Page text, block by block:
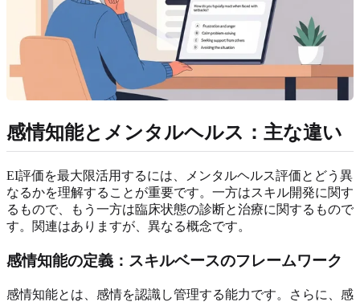
感情知能とメンタルヘルス：主な違い
EI評価を最大限活用するには、メンタルヘルス評価とどう異
なるかを理解することが重要です。一方はスキル開発に関す
るもので、もう一方は臨床状態の診断と治療に関するもので
す。関連はありますが、異なる概念です。
感情知能の定義：スキルベースのフレームワーク
感情知能とは、感情を認識し管理する能力です。さらに、感